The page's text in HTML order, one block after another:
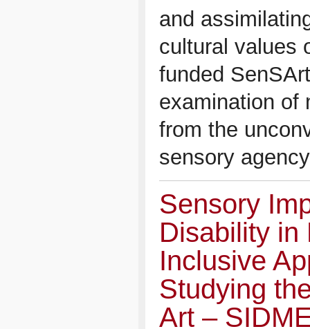
and
cultural values
funded
examination of
from the
sensory
Sensory
Disability in
Inclusive
Studying
Art –